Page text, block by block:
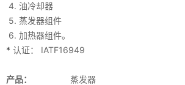
4. 油冷却器
5. 蒸发器组件
6. 加热器组件。
* 认证： IATF16949
产品：
蒸发器